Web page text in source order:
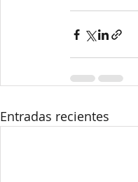
Entradas recientes